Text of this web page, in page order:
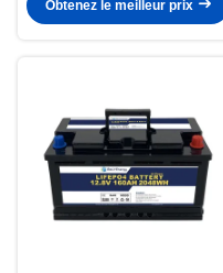
Obtenez le meilleur prix